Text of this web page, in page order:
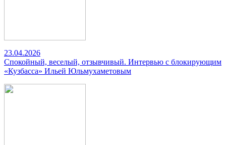
23.04.2026
Спокойный, веселый, отзывчивый. Интервью с блокирующим
«Кузбасса» Ильей Юльмухаметовым